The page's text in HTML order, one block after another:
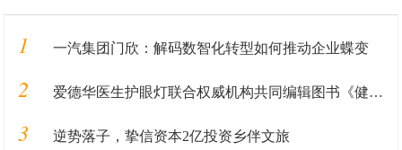
1 一汽集团门欣：解码数智化转型如何推动企业蝶变
2 爱德华医生护眼灯联合权威机构共同编辑图书《健康用光100问》即将发售
3 逆势落子，挚信资本2亿投资乡伴文旅